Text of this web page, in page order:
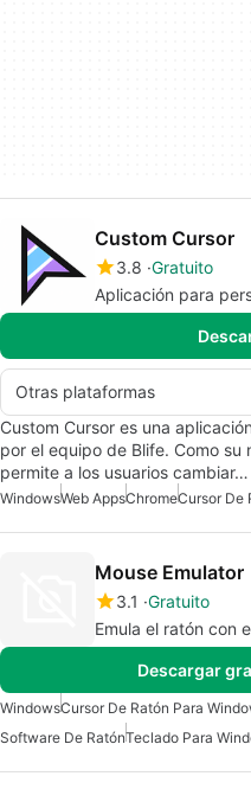
Custom Cursor
3.8 Gratuito
Aplicación para
Otras plataformas
Custom Cursor es una
por el equipo de Blife. Como
permite a los usuarios cambiar…
WindowsWeb AppsChromeCursor De
Mouse Emulator
3.1 Gratuito
Emula el ratón con
Descargar
WindowsCursor De Ratón Para
Software De RatónTeclado Para